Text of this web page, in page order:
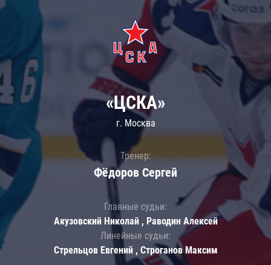
«ЦСКА»
г. Москва
Тренер:
Фёдоров Сергей
Главные судьи:
Акузовский Николай , Раводин Алексей
Линейные судьи:
Стрельцов Евгений , Строганов Максим